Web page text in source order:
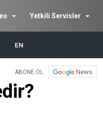
Yetkili Servisler
EN
ABONE OL News